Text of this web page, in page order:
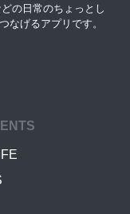
の日常のちょっとし
なげるアプリです。